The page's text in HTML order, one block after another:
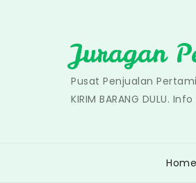
Juragan
Pusat Penjualan
KIRIM BARANG DULU.
Home